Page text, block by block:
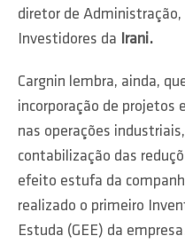
diretor de
Investidores da Irani.
Cargnin lembra, ainda,
incorporação de projetos
nas operações
contabilização das
efeito estufa da
realizado o primeiro
Estuda (GEE) da